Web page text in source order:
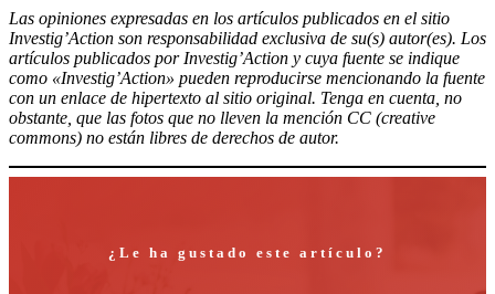
Las opiniones expresadas en los artículos publicados en el sitio
Investig’Action son responsabilidad exclusiva de su(s) autor(es). Los
artículos publicados por Investig’Action y cuya fuente se indique
como «Investig’Action» pueden reproducirse mencionando la fuente
con un enlace de hipertexto al sitio original. Tenga en cuenta, no
obstante, que las fotos que no lleven la mención CC (creative
commons) no están libres de derechos de autor.
¿Le ha gustado este artículo?